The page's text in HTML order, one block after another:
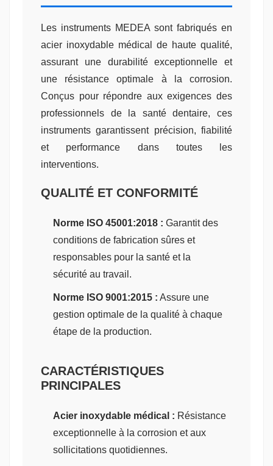
Les instruments MEDEA sont fabriqués en
acier inoxydable médical de haute qualité,
assurant une durabilité exceptionnelle et
une résistance optimale à la corrosion.
Conçus pour répondre aux exigences des
professionnels de la santé dentaire, ces
instruments garantissent précision, fiabilité
et performance dans toutes les
interventions.
QUALITÉ ET CONFORMITÉ
Norme ISO 45001:2018 : Garantit des
conditions de fabrication sûres et
responsables pour la santé et la
sécurité au travail.
Norme ISO 9001:2015 : Assure une
gestion optimale de la qualité à chaque
étape de la production.
CARACTÉRISTIQUES
PRINCIPALES
Acier inoxydable médical : Résistance
exceptionnelle à la corrosion et aux
sollicitations quotidiennes.